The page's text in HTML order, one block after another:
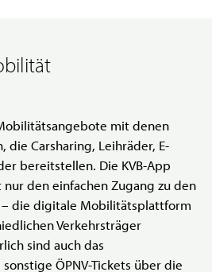
mit denen
Carsharing, Leihräder, E-
bereitstellen. Die KVB-App
den einfachen Zugang zu den
die digitale Mobilitätsplattform
Verkehrsträger
sind auch das
ÖPNV-Tickets über die